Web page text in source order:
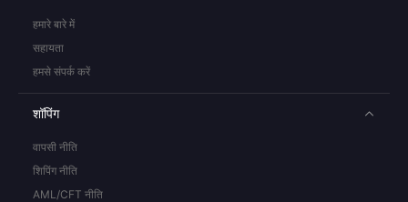
हमारे बारे में
सहायता
हमसे संपर्क करें
शॉपिंग
वापसी नीति
शिपिंग नीति
AML/CFT नीति